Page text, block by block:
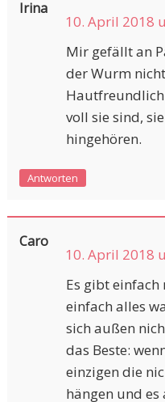
Irina
10. April 2018
Mir gefällt an
der Wurm
voll sie sind,
hingehören.
Antworten
Caro
10. April 2018
Es gibt einfach
einfach alles
sich außen
das Beste:
einzigen die
hängen und es